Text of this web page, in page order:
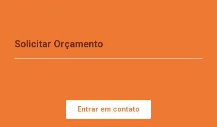
Solicitar Orçamento
Entrar em contato